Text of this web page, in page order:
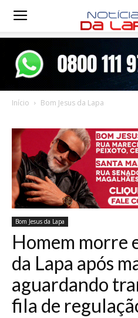
Notícias
Início Bom Jesus da Lapa
Bom Jesus da Lapa
Homem morre
da Lapa após
aguardando
fila de